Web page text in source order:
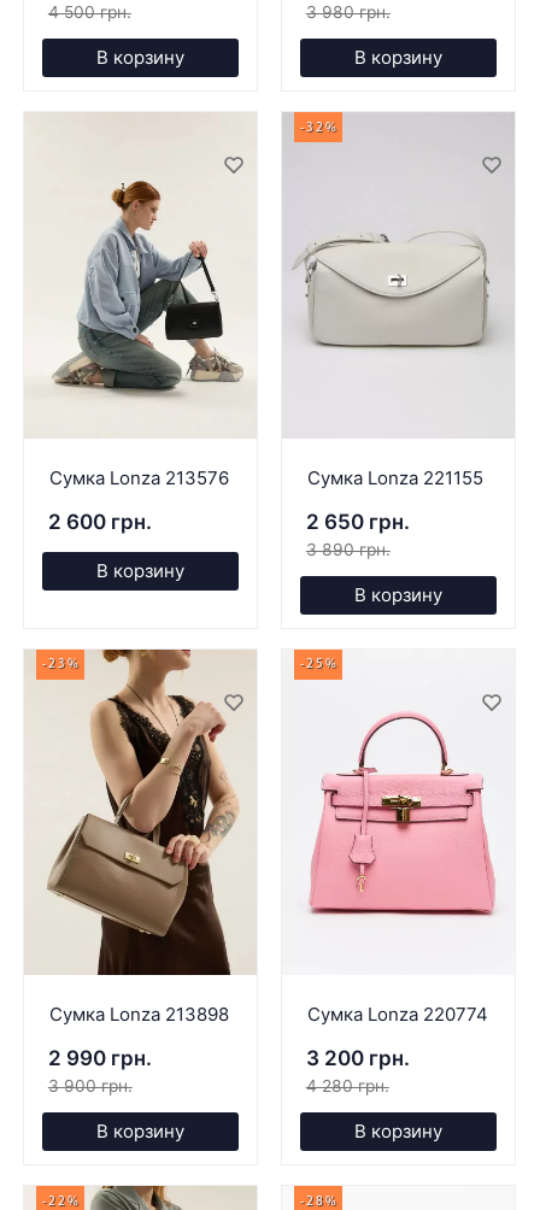
4 500 грн.
В корзину
3 980 грн.
В корзину
Сумка Lonza 213576
2 600 грн.
В корзину
-32%
Сумка Lonza 221155
2 650 грн.
3 890 грн.
В корзину
-23%
Сумка Lonza 213898
2 990 грн.
3 900 грн.
В корзину
-25%
Сумка Lonza 220774
3 200 грн.
4 280 грн.
В корзину
-22% -28%